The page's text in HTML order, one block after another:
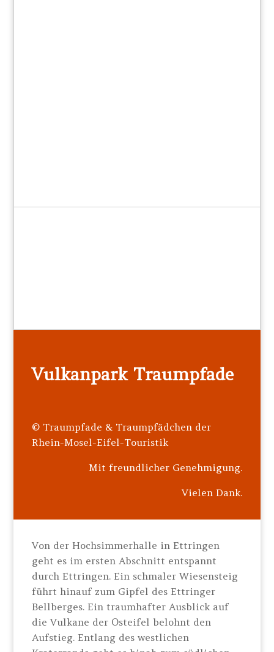
Vulkanpark Traumpfade
© Traumpfade & Traumpfädchen der
Rhein-Mosel-Eifel-Touristik
Mit freundlicher Genehmigung.
Vielen Dank.
Von der Hochsimmerhalle in Ettringen
geht es im ersten Abschnitt entspannt
durch Ettringen. Ein schmaler Wiesensteig
führt hinauf zum Gipfel des Ettringer
Bellberges. Ein traumhafter Ausblick auf
die Vulkane der Osteifel belohnt den
Aufstieg. Entlang des westlichen